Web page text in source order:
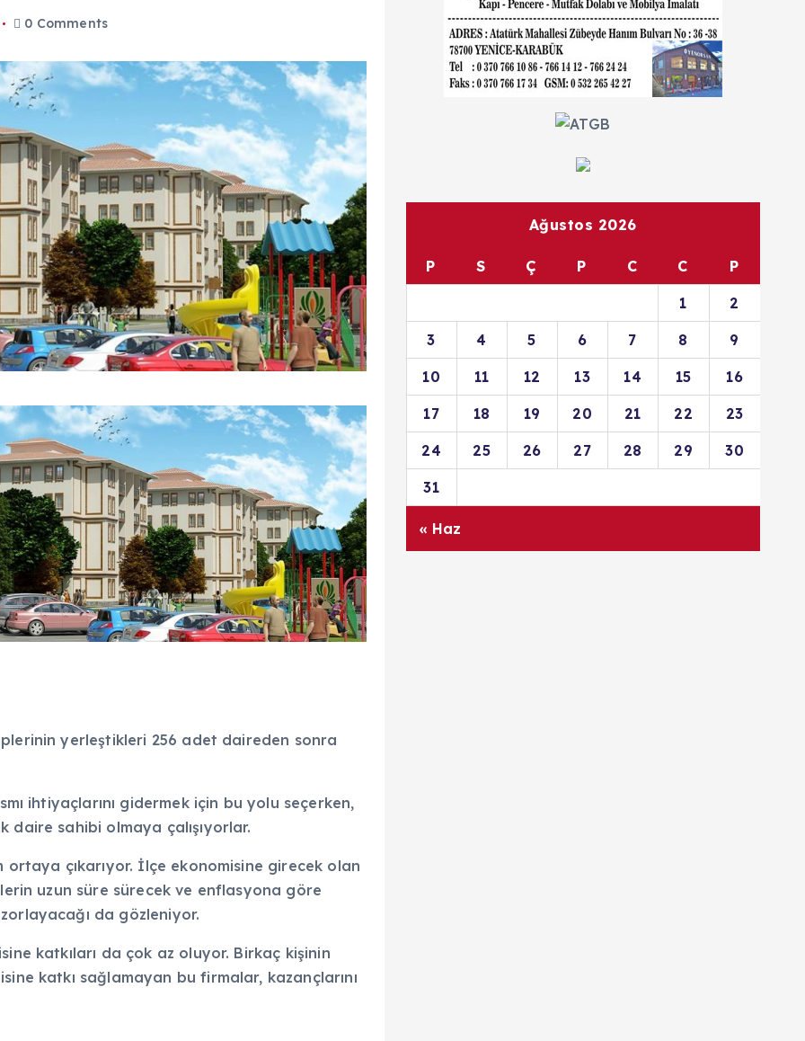
0 Comments
yerleştikleri 256 adet daireden sonra
ihtiyaçlarını gidermek için bu yolu seçerken,
daire sahibi olmaya çalışıyorlar.
ortaya çıkarıyor. İlçe ekonomisine girecek olan
uzun süre sürecek ve enflasyona göre
da gözleniyor.
katkıları da çok az oluyor. Birkaç kişinin
katkı sağlamayan bu firmalar, kazançlarını
Ağustos 2026
P S Ç P C C P
1 2
3 4 5 6 7 8 9
10 11 12 13 14 15 16
17 18 19 20 21 22 23
24 25 26 27 28 29 30
31
« Haz